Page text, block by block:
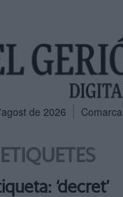
de 2026 Comarca
ETIQUETES
‘decret’